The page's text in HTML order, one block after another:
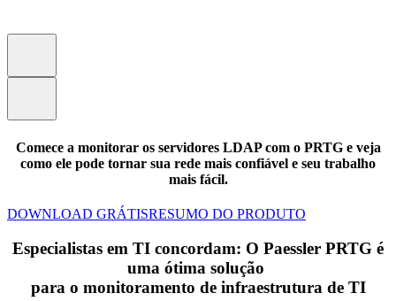
Comece a monitorar os servidores LDAP com o PRTG e veja
como ele pode tornar sua rede mais confiável e seu trabalho
mais fácil.
DOWNLOAD GRÁTISRESUMO DO PRODUTO
Especialistas em TI concordam: O Paessler PRTG é
uma ótima solução
para o monitoramento de infraestrutura de TI